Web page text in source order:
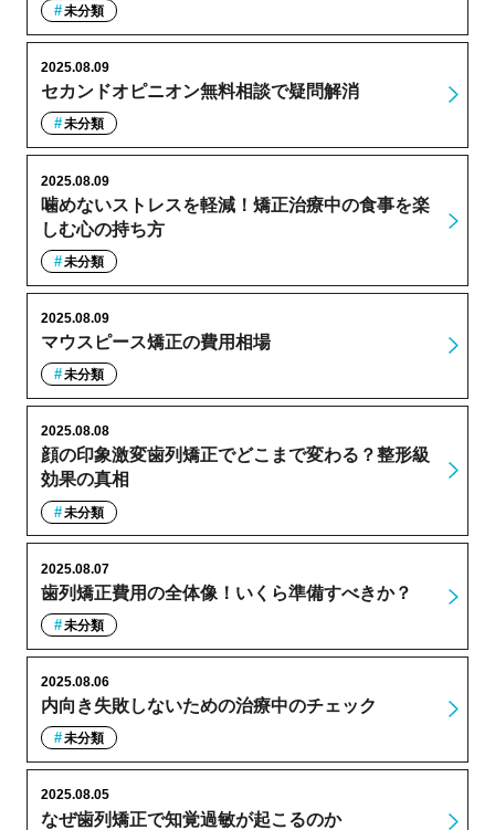
未分類
セカンドオピニオン無料相談で疑問解消
2025.08.09
未分類
噛めないストレスを軽減！矯正治療中の食事を楽
しむ心の持ち方
2025.08.09
未分類
マウスピース矯正の費用相場
2025.08.09
未分類
顔の印象激変歯列矯正でどこまで変わる？整形級
効果の真相
2025.08.08
未分類
歯列矯正費用の全体像！いくら準備すべきか？
2025.08.07
未分類
内向き失敗しないための治療中のチェック
2025.08.06
未分類
なぜ歯列矯正で知覚過敏が起こるのか
2025.08.05